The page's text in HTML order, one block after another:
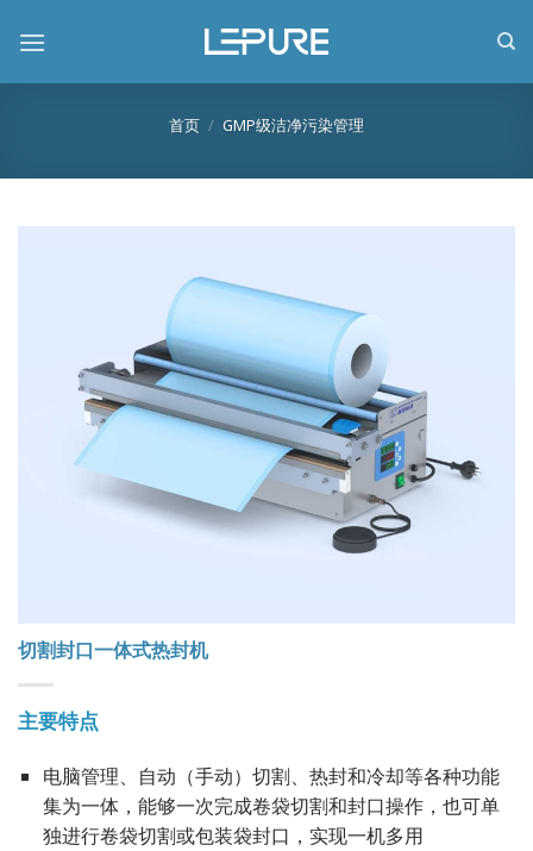
首页 / GMP级洁净污染管理
切割封口一体式热封机
主要特点
电脑管理、自动（手动）切割、热封和冷却等各种功能
集为一体，能够一次完成卷袋切割和封口操作，也可单
独进行卷袋切割或包装袋封口，实现一机多用